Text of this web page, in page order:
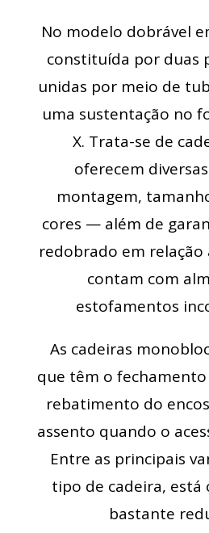
No modelo dobrável
constituída por duas
unidas por meio de
uma sustentação no
X. Trata-se de
oferecem
montagem,
cores — além de
redobrado em relação
contam com
estofamentos
As cadeiras
que têm o fechamento
rebatimento do
assento quando o
Entre as principais
tipo de cadeira, está
bastante